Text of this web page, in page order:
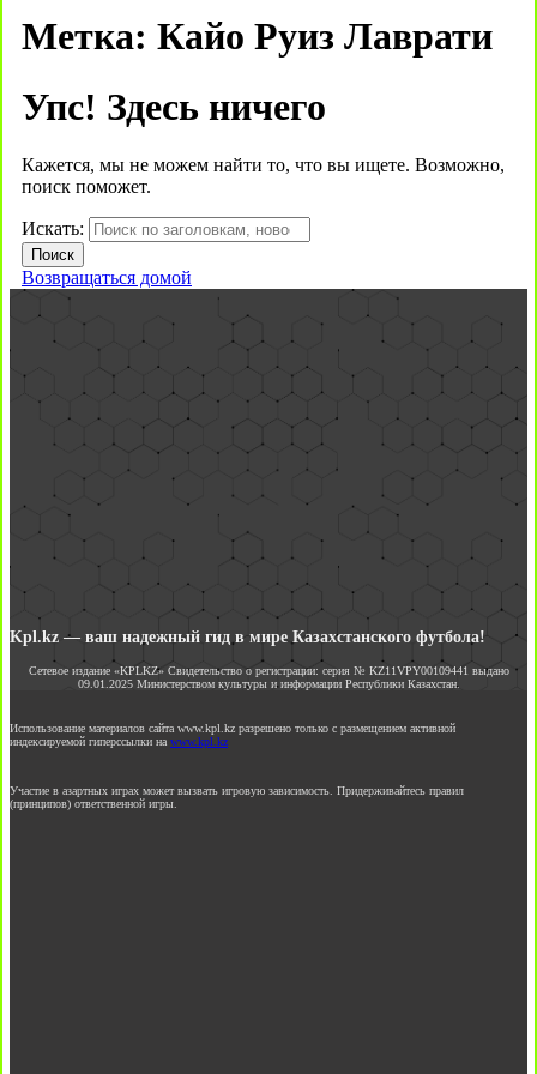
Метка: Кайо Руиз Лаврати
Упс! Здесь ничего
Кажется, мы не можем найти то, что вы ищете. Возможно,
поиск поможет.
Искать:
Возвращаться домой
Kpl.kz — ваш надежный гид в мире Казахстанского футбола!
Сетевое издание «KPLKZ» Свидетельство о регистрации: серия № KZ11VPY00109441 выдано
09.01.2025 Министерством культуры и информации Республики Казахстан.
Использование материалов сайта www.kpl.kz разрешено только с размещением активной
индексируемой гиперссылки на www.kpl.kz
Участие в азартных играх может вызвать игровую зависимость. Придерживайтесь правил
(принципов) ответственной игры.